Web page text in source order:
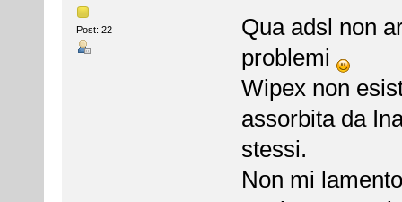
Post: 22
Qua adsl non
problemi
Wipex non
assorbita da
stessi.
Non mi